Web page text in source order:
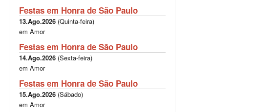
Festas em Honra de São Paulo
13.Ago.2026(Quinta-feira)
em Amor
Festas em Honra de São Paulo
14.Ago.2026(Sexta-feira)
em Amor
Festas em Honra de São Paulo
15.Ago.2026(Sábado)
em Amor